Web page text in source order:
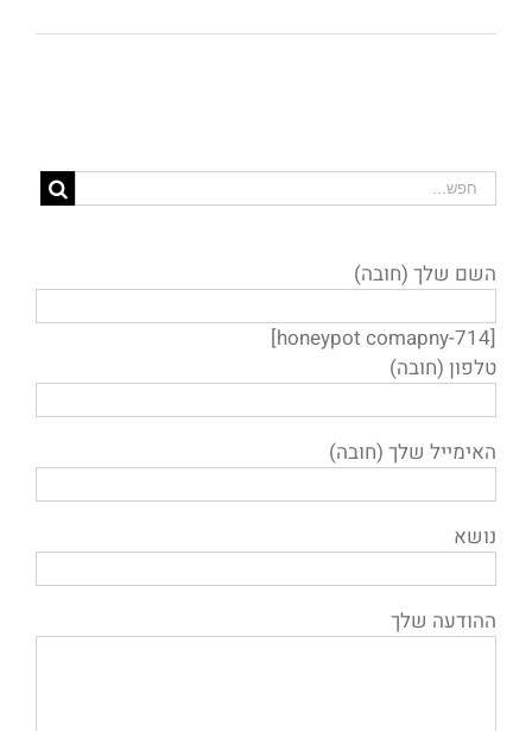
השם שלך (חובה)
[honeypot comapny-714]
טלפון (חובה)
האימייל שלך (חובה)
נושא
ההודעה שלך